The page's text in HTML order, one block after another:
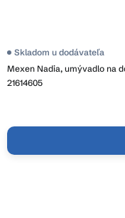
Mexen Nadia, umývadlo na
21614605
Skladom u dodávateľa